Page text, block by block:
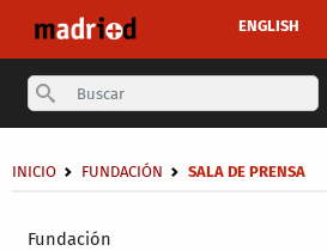
ENGLISH
Fundación
Sobrescribir enlaces de ayuda a
INICIO FUNDACIÓN SALA DE PRENSA